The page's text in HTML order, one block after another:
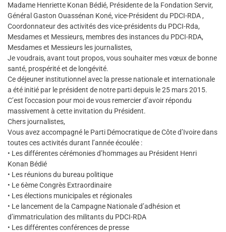
Madame Henriette Konan Bédié, Présidente de la Fondation Servir,
Général Gaston Ouassénan Koné, vice-Président du PDCI-RDA ,
Coordonnateur des activités des vice-présidents du PDCI-Rda,
Mesdames et Messieurs, membres des instances du PDCI-RDA,
Mesdames et Messieurs les journalistes,
Je voudrais, avant tout propos, vous souhaiter mes vœux de bonne
santé, prospérité et de longévité.
Ce déjeuner institutionnel avec la presse nationale et internationale
a été initié par le président de notre parti depuis le 25 mars 2015.
C’est l’occasion pour moi de vous remercier d’avoir répondu
massivement à cette invitation du Président.
Chers journalistes,
Vous avez accompagné le Parti Démocratique de Côte d’Ivoire dans
toutes ces activités durant l’année écoulée :
• Les différentes cérémonies d’hommages au Président Henri
Konan Bédié
• Les réunions du bureau politique
• Le 6ème Congrès Extraordinaire
• Les élections municipales et régionales
• Le lancement de la Campagne Nationale d’adhésion et
d’immatriculation des militants du PDCI-RDA
• Les différentes conférences de presse